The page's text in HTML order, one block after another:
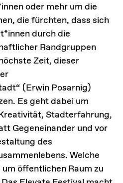
oder mehr um die
die fürchten, dass sich
durch die
Randgruppen
Zeit, dieser
(Erwin Posarnig)
Es geht dabei um
Stadterfahrung,
Gegeneinander und vor
des
Welche
öffentlichen Raum zu